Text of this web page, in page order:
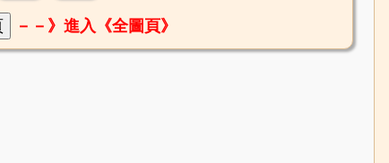
－－》進入《全圖頁》